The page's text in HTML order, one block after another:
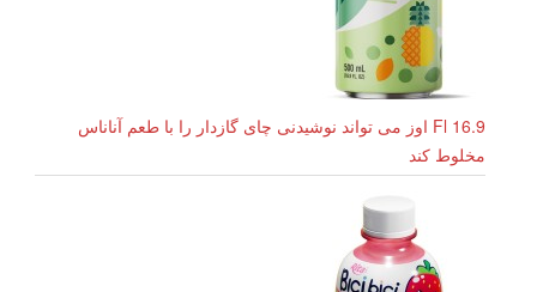
16.9 Fl اوز می تواند نوشیدنی چای گازدار را با طعم آناناس
مخلوط کند